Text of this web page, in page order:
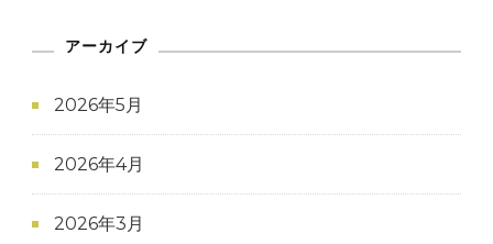
アーカイブ
2026年5月
2026年4月
2026年3月